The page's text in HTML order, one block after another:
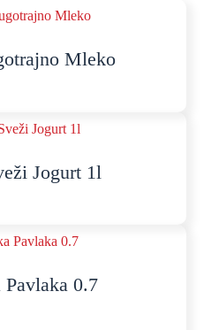
Mleko
Jogurt 1l
0.7